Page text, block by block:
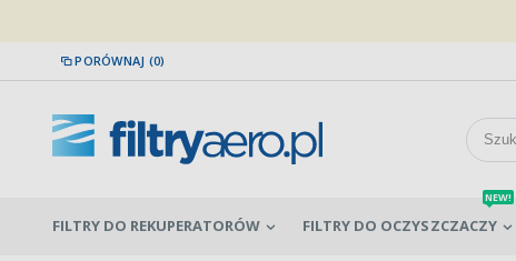
PORÓWNAJ (0)
FILTRY DO REKUPERATORÓW FILTRY DO OCZYSZCZACZY
NEW!